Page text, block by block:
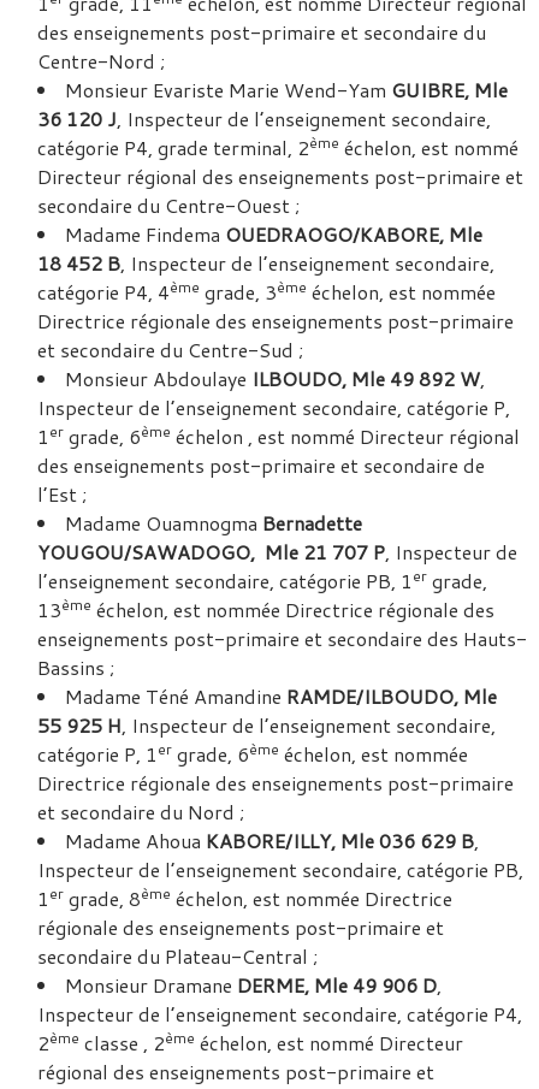
des enseignements post-primaire et secondaire du
Centre-Nord ;
Monsieur Evariste Marie Wend-Yam GUIBRE, Mle
36 120 J, Inspecteur de l’enseignement secondaire,
catégorie P4, grade terminal, 2ème échelon, est nommé
Directeur régional des enseignements post-primaire et
secondaire du Centre-Ouest ;
Madame Findema OUEDRAOGO/KABORE, Mle
18 452 B, Inspecteur de l’enseignement secondaire,
catégorie P4, 4ème grade, 3ème échelon, est nommée
Directrice régionale des enseignements post-primaire
et secondaire du Centre-Sud ;
Monsieur Abdoulaye ILBOUDO, Mle 49 892 W,
Inspecteur de l’enseignement secondaire, catégorie P,
1er grade, 6ème échelon , est nommé Directeur régional
des enseignements post-primaire et secondaire de
l’Est ;
Madame Ouamnogma Bernadette
YOUGOU/SAWADOGO, Mle 21 707 P, Inspecteur de
l’enseignement secondaire, catégorie PB, 1er grade,
13ème échelon, est nommée Directrice régionale des
enseignements post-primaire et secondaire des Hauts-
Bassins ;
Madame Téné Amandine RAMDE/ILBOUDO, Mle
55 925 H, Inspecteur de l’enseignement secondaire,
catégorie P, 1er grade, 6ème échelon, est nommée
Directrice régionale des enseignements post-primaire
et secondaire du Nord ;
Madame Ahoua KABORE/ILLY, Mle 036 629 B,
Inspecteur de l’enseignement secondaire, catégorie PB,
1er grade, 8ème échelon, est nommée Directrice
régionale des enseignements post-primaire et
secondaire du Plateau-Central ;
Monsieur Dramane DERME, Mle 49 906 D,
Inspecteur de l’enseignement secondaire, catégorie P4,
2ème classe , 2ème échelon, est nommé Directeur
régional des enseignements post-primaire et